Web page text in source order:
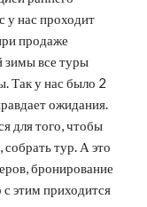
у нас проходит
продаже
зимы все туры
Так у нас было 2
ожидания.
для того, чтобы
тур. А это
бронирование
с этим приходится